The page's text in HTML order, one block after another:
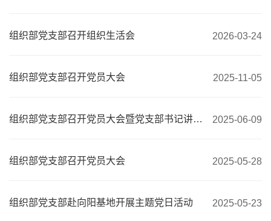
组织部党支部召开组织生活会 2026-03-24
组织部党支部召开党员大会 2025-11-05
组织部党支部召开党员大会暨党支部书记讲授深入贯彻中央八项规定精神学习教育专题党课 2025-06-09
组织部党支部召开党员大会 2025-05-28
组织部党支部赴向阳基地开展主题党日活动 2025-05-23